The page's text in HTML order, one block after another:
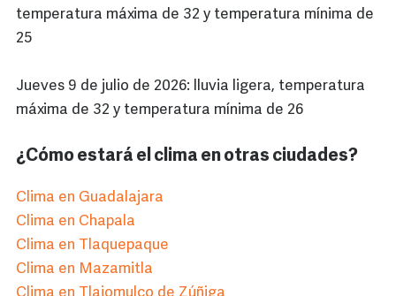
temperatura máxima de 32 y temperatura mínima de
25
Jueves 9 de julio de 2026: lluvia ligera, temperatura
máxima de 32 y temperatura mínima de 26
¿Cómo estará el clima en otras ciudades?
Clima en Guadalajara
Clima en Chapala
Clima en Tlaquepaque
Clima en Mazamitla